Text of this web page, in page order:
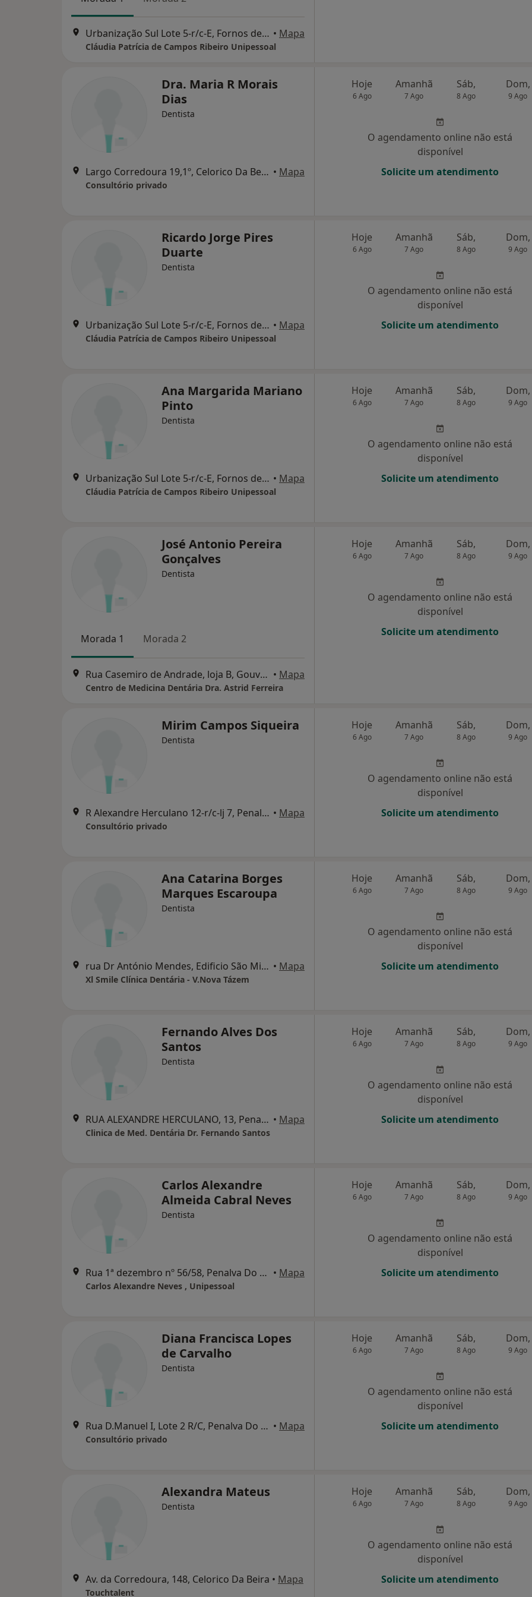
Urbanização Sul Lote 5-r/c-E, Fornos de Algodres • Mapa
Cláudia Patrícia de Campos Ribeiro Unipessoal
Dra. Maria R Morais
Dias
Dentista
Largo Corredoura 19,1º, Celorico Da Beira • Mapa
Consultório privado
Hoje
6 Ago
Amanhã
7 Ago
Sáb,
8 Ago
Dom,
9 Ago
O agendamento online não está
disponível
Solicite um atendimento
Ricardo Jorge Pires
Duarte
Dentista
Urbanização Sul Lote 5-r/c-E, Fornos de Algodres • Mapa
Cláudia Patrícia de Campos Ribeiro Unipessoal
Hoje
6 Ago
Amanhã
7 Ago
Sáb,
8 Ago
Dom,
9 Ago
O agendamento online não está
disponível
Solicite um atendimento
Ana Margarida Mariano
Pinto
Dentista
Urbanização Sul Lote 5-r/c-E, Fornos de Algodres • Mapa
Cláudia Patrícia de Campos Ribeiro Unipessoal
Hoje
6 Ago
Amanhã
7 Ago
Sáb,
8 Ago
Dom,
9 Ago
O agendamento online não está
disponível
Solicite um atendimento
José Antonio Pereira
Gonçalves
Dentista
Morada 1 Morada 2
Rua Casemiro de Andrade, loja B, Gouveia • Mapa
Centro de Medicina Dentária Dra. Astrid Ferreira
Hoje
6 Ago
Amanhã
7 Ago
Sáb,
8 Ago
Dom,
9 Ago
O agendamento online não está
disponível
Solicite um atendimento
Mirim Campos Siqueira
Dentista
R Alexandre Herculano 12-r/c-lj 7, Penalva Do Castelo • Mapa
Consultório privado
Hoje
6 Ago
Amanhã
7 Ago
Sáb,
8 Ago
Dom,
9 Ago
O agendamento online não está
disponível
Solicite um atendimento
Ana Catarina Borges
Marques Escaroupa
Dentista
rua Dr António Mendes, Edificio São Miguel, 1ºDF, Vila Nova de Tazem • Mapa
Xl Smile Clínica Dentária - V.Nova Tázem
Hoje
6 Ago
Amanhã
7 Ago
Sáb,
8 Ago
Dom,
9 Ago
O agendamento online não está
disponível
Solicite um atendimento
Fernando Alves Dos
Santos
Dentista
RUA ALEXANDRE HERCULANO, 13, Penalva Do Castelo • Mapa
Clinica de Med. Dentária Dr. Fernando Santos
Hoje
6 Ago
Amanhã
7 Ago
Sáb,
8 Ago
Dom,
9 Ago
O agendamento online não está
disponível
Solicite um atendimento
Carlos Alexandre
Almeida Cabral Neves
Dentista
Rua 1ª dezembro nº 56/58, Penalva Do Castelo • Mapa
Carlos Alexandre Neves , Unipessoal
Hoje
6 Ago
Amanhã
7 Ago
Sáb,
8 Ago
Dom,
9 Ago
O agendamento online não está
disponível
Solicite um atendimento
Diana Francisca Lopes
de Carvalho
Dentista
Rua D.Manuel I, Lote 2 R/C, Penalva Do Castelo • Mapa
Consultório privado
Hoje
6 Ago
Amanhã
7 Ago
Sáb,
8 Ago
Dom,
9 Ago
O agendamento online não está
disponível
Solicite um atendimento
Alexandra Mateus
Dentista
Av. da Corredoura, 148, Celorico Da Beira • Mapa
Touchtalent
Hoje
6 Ago
Amanhã
7 Ago
Sáb,
8 Ago
Dom,
9 Ago
O agendamento online não está
disponível
Solicite um atendimento